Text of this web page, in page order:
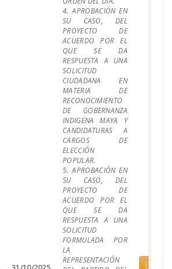
4. APROBACIÓN EN
SU CASO, DEL
PROYECTO DE
ACUERDO POR EL
QUE SE DA
RESPUESTA A UNA
SOLICITUD
CIUDADANA EN
MATERIA DE
RECONOCIMIENTO
DE GOBERNANZA
INDIGENA MAYA Y
CANDIDATURAS A
CARGOS DE
ELECCIÓN
POPULAR.
5. APROBACIÓN EN
SU CASO, DEL
PROYECTO DE
ACUERDO POR EL
QUE SE DA
RESPUESTA A UNA
SOLICITUD
FORMULADA POR
LA
REPRESENTACIÓN